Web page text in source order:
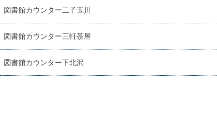
図書館カウンター二子玉川
図書館カウンター三軒茶屋
図書館カウンター下北沢